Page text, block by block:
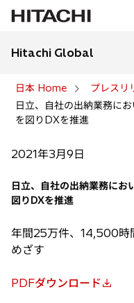
Hitachi Global
日本 Home
プレスリ
日立、自社の出納業務に
を図りDXを推進
2021年3月9日
日立、自社の出納業務にお
図りDXを推進
年間25万件、14,500時
めざす
PDFダウンロード
新